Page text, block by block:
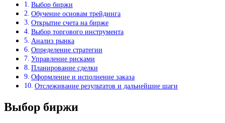
Выбор биржи
Обучение основам трейдинга
Открытие счета на бирже
Выбор торгового инструмента
Анализ рынка
Определение стратегии
Управление рисками
Планирование сделки
Оформление и исполнение заказа
Отслеживание результатов и дальнейшие шаги
Выбор биржи